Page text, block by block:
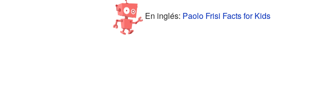
En inglés: Paolo Frisi Facts for Kids